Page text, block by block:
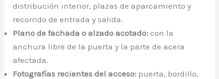
distribución interior, plazas de aparcamiento y
recorrido de entrada y salida.
Plano de fachada o alzado acotado: con la
anchura libre de la puerta y la parte de acera
afectada.
Fotografías recientes del acceso: puerta, bordillo,